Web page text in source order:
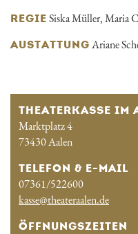
REGIE Siska Müller, Maria
AUSTATTUNG Ariane
THEATERKASSE IM
Marktplatz 4
73430 Aalen
TELEFON & E-MAIL
07361/522600
kasse@theateraalen.de
ÖFFNUNGSZEITEN